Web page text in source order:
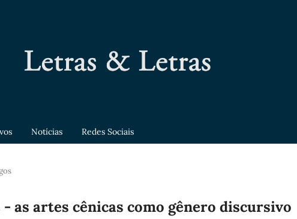
Notícias Redes Sociais
as artes cênicas como gênero discursivo